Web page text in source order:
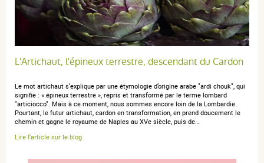
L'Artichaut, l'épineux terrestre, descendant du Cardon
Le mot artichaut s’explique par une étymologie d’origine arabe "ardi chouk", qui
signifie : « épineux terrestre », repris et transformé par le terme lombard
"articiocco". Mais à ce moment, nous sommes encore loin de la Lombardie.
Pourtant, le futur artichaut, cardon en transformation, en prend doucement le
chemin et gagne le royaume de Naples au XVe siècle, puis de…
Lire l'article sur le blog